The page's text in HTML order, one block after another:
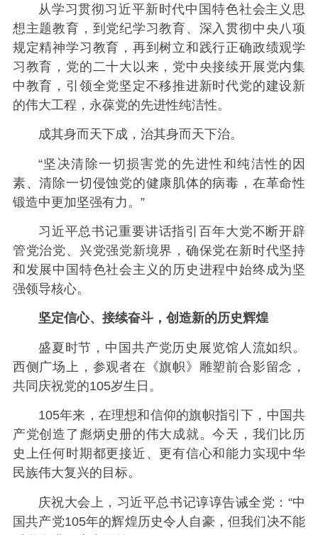
从学习贯彻习近平新时代中国特色社会主义思
想主题教育，到党纪学习教育、深入贯彻中央八项
规定精神学习教育，再到树立和践行正确政绩观学
习教育，党的二十大以来，党中央接续开展党内集
中教育，引领全党坚定不移推进新时代党的建设新
的伟大工程，永葆党的先进性纯洁性。
成其身而天下成，治其身而天下治。
“坚决清除一切损害党的先进性和纯洁性的因
素、清除一切侵蚀党的健康肌体的病毒，在革命性
锻造中更加坚强有力。”
习近平总书记重要讲话指引百年大党不断开辟
管党治党、兴党强党新境界，确保党在新时代坚持
和发展中国特色社会主义的历史进程中始终成为坚
强领导核心。
坚定信心、接续奋斗，创造新的历史辉煌
盛夏时节，中国共产党历史展览馆人流如织。
西侧广场上，参观者在《旗帜》雕塑前合影留念，
共同庆祝党的105岁生日。
105年来，在理想和信仰的旗帜指引下，中国共
产党创造了彪炳史册的伟大成就。今天，我们比历
史上任何时期都更接近、更有信心和能力实现中华
民族伟大复兴的目标。
庆祝大会上，习近平总书记谆谆告诫全党：“中
国共产党105年的辉煌历史令人自豪，但我们决不能